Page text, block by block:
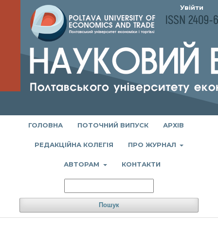
ГОЛОВНА ПОТОЧНИЙ ВИПУСК АРХІВ
РЕДАКЦІЙНА КОЛЕГІЯ ПРО ЖУРНАЛ
АВТОРАМ КОНТАКТИ
Пошук
Увійти